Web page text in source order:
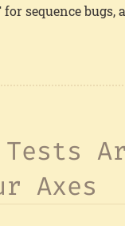
sequence
Axes